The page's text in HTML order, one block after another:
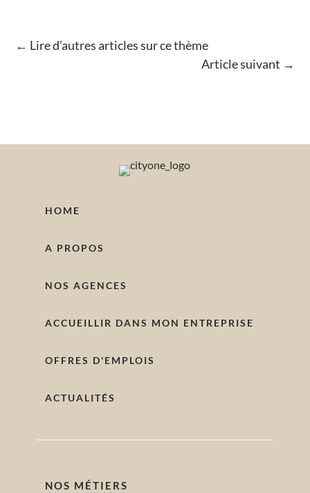
← Lire d’autres articles sur ce thème
Article suivant →
HOME
A PROPOS
NOS AGENCES
ACCUEILLIR DANS MON ENTREPRISE
OFFRES D'EMPLOIS
ACTUALITÉS
NOS MÉTIERS